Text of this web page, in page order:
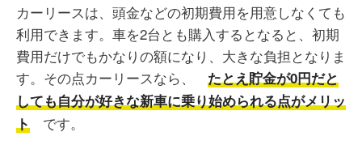
カーリースは、頭金などの初期費用を用意しなくても
利用できます。車を2台とも購入するとなると、初期
費用だけでもかなりの額になり、大きな負担となりま
す。その点カーリースなら、
たとえ貯金が0円だと
しても自分が好きな新車に乗り始められる点がメリッ
ト
です。